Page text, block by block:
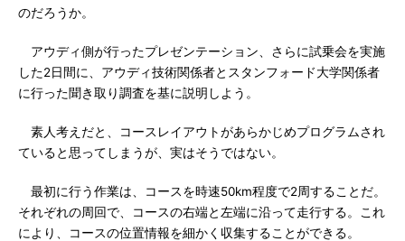
のだろうか。
アウディ側が行ったプレゼンテーション、さらに試乗会を実施
した2日間に、アウディ技術関係者とスタンフォード大学関係者
に行った聞き取り調査を基に説明しよう。
素人考えだと、コースレイアウトがあらかじめプログラムされ
ていると思ってしまうが、実はそうではない。
最初に行う作業は、コースを時速50km程度で2周することだ。
それぞれの周回で、コースの右端と左端に沿って走行する。これ
により、コースの位置情報を細かく収集することができる。